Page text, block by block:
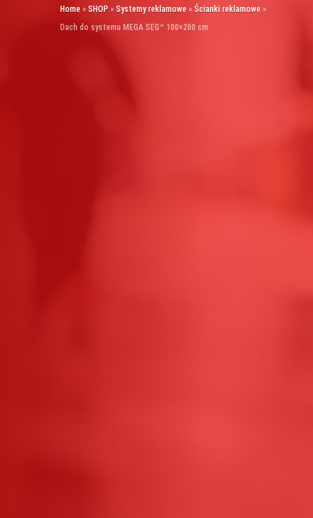
Home » SHOP » Systemy reklamowe » Ścianki reklamowe »
Dach do systemu MEGA SEG™ 100×200 cm